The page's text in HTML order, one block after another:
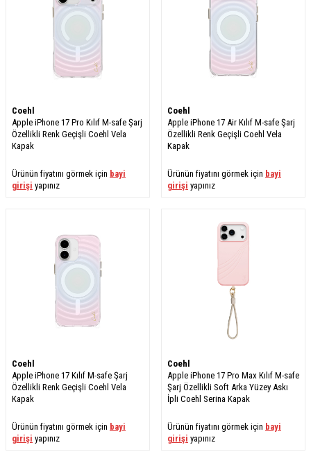
Coehl
Apple iPhone 17 Pro Kılıf M-safe Şarj
Özellikli Renk Geçişli Coehl Vela
Kapak
Ürünün fiyatını görmek için bayi
girişi yapınız
Coehl
Apple iPhone 17 Air Kılıf M-safe Şarj
Özellikli Renk Geçişli Coehl Vela
Kapak
Ürünün fiyatını görmek için bayi
girişi yapınız
Coehl
Apple iPhone 17 Kılıf M-safe Şarj
Özellikli Renk Geçişli Coehl Vela
Kapak
Ürünün fiyatını görmek için bayi
girişi yapınız
Coehl
Apple iPhone 17 Pro Max Kılıf M-safe
Şarj Özellikli Soft Arka Yüzey Askı
İpli Coehl Serina Kapak
Ürünün fiyatını görmek için bayi
girişi yapınız